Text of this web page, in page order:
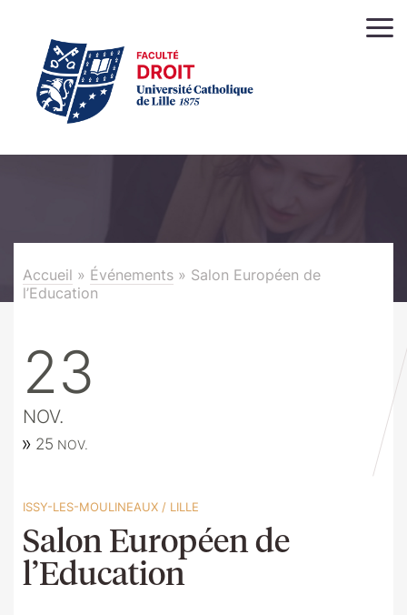
Accueil » Événements » Salon Européen de
l’Education
23
NOV.
25 NOV.
ISSY-LES-MOULINEAUX / LILLE
Salon Européen de
l’Education